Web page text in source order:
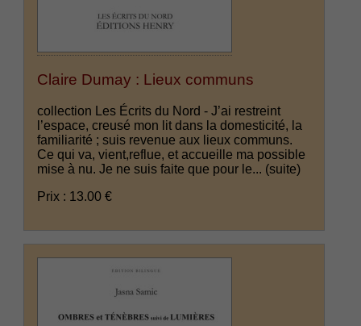
Claire Dumay : Lieux communs
collection Les Écrits du Nord - J’ai restreint
l’espace, creusé mon lit dans la domesticité, la
familiarité ; suis revenue aux lieux communs.
Ce qui va, vient,reflue, et accueille ma possible
mise à nu. Je ne suis faite que pour le... (suite)
Prix : 13.00 €